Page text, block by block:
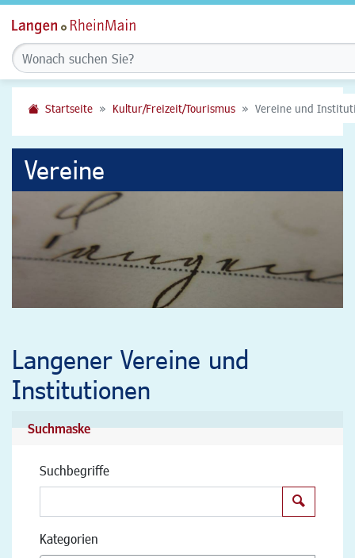
Startseite Kultur/Freizeit/Tourismus Vereine und
Vereine
Langener Vereine und
Institutionen
Suchmaske
Suchbegriffe
Kategorien